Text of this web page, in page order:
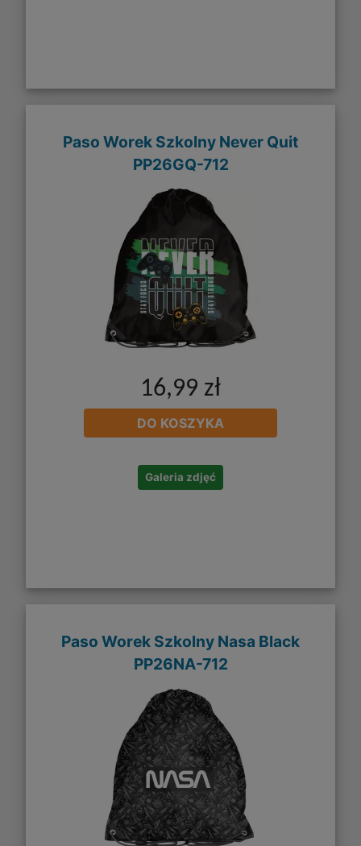
Paso Worek Szkolny Never Quit
PP26GQ-712
16,99 zł
DO KOSZYKA
Galeria zdjęć
Paso Worek Szkolny Nasa Black
PP26NA-712